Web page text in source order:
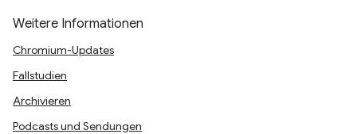
Weitere Informationen
Chromium-Updates
Fallstudien
Archivieren
Podcasts und Sendungen